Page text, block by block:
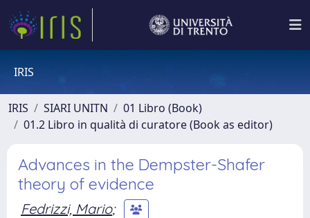
IRIS
IRIS SIARI UNITN
01 Libro (Book)
01.2 Libro in qualità di curatore (Book as editor)
Advances in the Dempster-Shafer
theory of evidence
Fedrizzi, Mario;